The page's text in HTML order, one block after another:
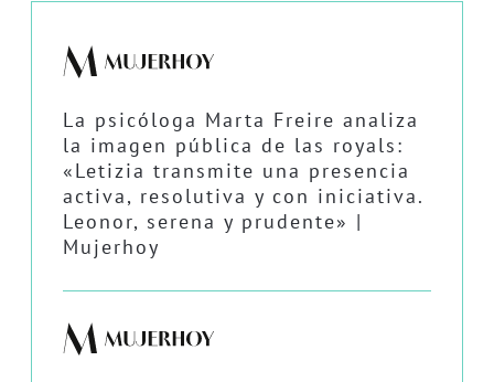
La psicóloga Marta Freire analiza
la imagen pública de las royals:
«Letizia transmite una presencia
activa, resolutiva y con iniciativa.
Leonor, serena y prudente» |
Mujerhoy